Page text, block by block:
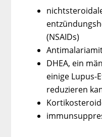
(NSAIDs)
DHEA, ein
einige Lupus-
reduzieren